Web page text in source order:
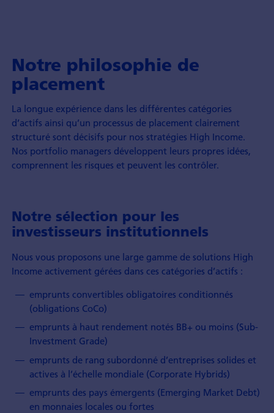
Notre philosophie de
placement
La longue expérience dans les différentes catégories
d’actifs ainsi qu’un processus de placement clairement
structuré sont décisifs pour nos stratégies High Income.
Nos portfolio managers développent leurs propres idées,
comprennent les risques et peuvent les contrôler.
Notre sélection pour les
investisseurs institutionnels
Nous vous proposons une large gamme de solutions High
Income activement gérées dans ces catégories d’actifs :
emprunts convertibles obligatoires conditionnés
(obligations CoCo)
emprunts à haut rendement notés BB+ ou moins (Sub-
Investment Grade)
emprunts de rang subordonné d’entreprises solides et
actives à l’échelle mondiale (Corporate Hybrids)
emprunts des pays émergents (Emerging Market Debt)
en monnaies locales ou fortes